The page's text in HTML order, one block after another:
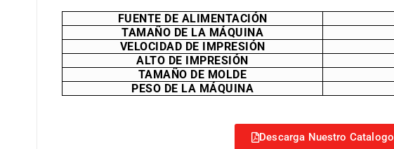
FUENTE DE ALIMENTACIÓN
TAMAÑO DE LA MÁQUINA
VELOCIDAD DE IMPRESIÓN
ALTO DE IMPRESIÓN
TAMAÑO DE MOLDE
PESO DE LA MÁQUINA
Descarga Nuestro Catalogo